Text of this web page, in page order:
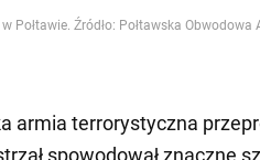
Połtawie. Źródło: Połtawska
armia terrorystyczna